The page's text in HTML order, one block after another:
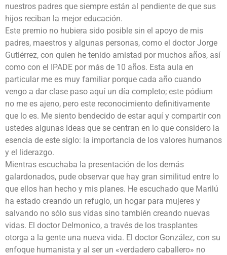
nuestros padres que siempre están al pendiente de que sus
hijos reciban la mejor educación.
Este premio no hubiera sido posible sin el apoyo de mis
padres, maestros y algunas personas, como el doctor Jorge
Gutiérrez, con quien he tenido amistad por muchos años, así
como con el IPADE por más de 10 años. Esta aula en
particular me es muy familiar porque cada año cuando
vengo a dar clase paso aquí un día completo; este pódium
no me es ajeno, pero este reconocimiento definitivamente
que lo es. Me siento bendecido de estar aquí y compartir con
ustedes algunas ideas que se centran en lo que considero la
esencia de este siglo: la importancia de los valores humanos
y el liderazgo.
Mientras escuchaba la presentación de los demás
galardonados, pude observar que hay gran similitud entre lo
que ellos han hecho y mis planes. He escuchado que Marilú
ha estado creando un refugio, un hogar para mujeres y
salvando no sólo sus vidas sino también creando nuevas
vidas. El doctor Delmonico, a través de los trasplantes
otorga a la gente una nueva vida. El doctor González, con su
enfoque humanista y al ser un «verdadero caballero» no